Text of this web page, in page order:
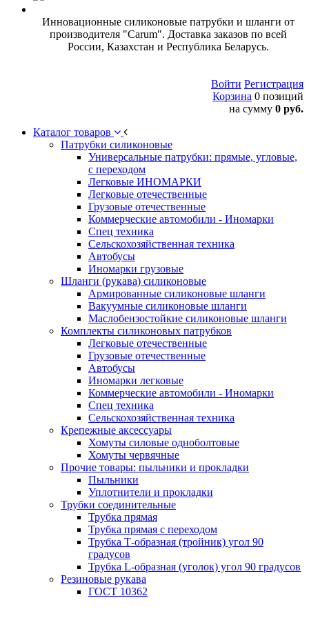
Инновационные силиконовые патрубки и шланги от
производителя "Carum". Доставка заказов по всей
России, Казахстан и Республика Беларусь.
Войти Регистрация
Корзина 0 позиций
на сумму 0 руб.
Каталог товаров
Патрубки силиконовые
Универсальные патрубки: прямые, угловые,
с переходом
Легковые ИНОМАРКИ
Легковые отечественные
Грузовые отечественные
Коммерческие автомобили - Иномарки
Спец техника
Сельскохозяйственная техника
Автобусы
Иномарки грузовые
Шланги (рукава) силиконовые
Армированные силиконовые шланги
Вакуумные силиконовые шланги
Маслобензостойкие силиконовые шланги
Комплекты силиконовых патрубков
Легковые отечественные
Грузовые отечественные
Автобусы
Иномарки легковые
Коммерческие автомобили - Иномарки
Спец техника
Сельскохозяйственная техника
Крепежные аксессуары
Хомуты силовые одноболтовые
Хомуты червячные
Прочие товары: пыльники и прокладки
Пыльники
Уплотнители и прокладки
Трубки соединительные
Трубка прямая
Трубка прямая с переходом
Трубка Т-образная (тройник) угол 90
градусов
Трубка L-образная (уголок) угол 90 градусов
Резиновые рукава
ГОСТ 10362